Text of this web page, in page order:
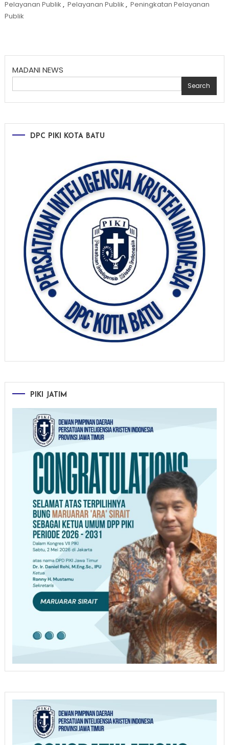
Pelayanan Publik , Pelayanan Publik , Peningkatan Pelayanan
Publik
MADANI NEWS
Search
DPC PIKI KOTA BATU
PIKI JATIM